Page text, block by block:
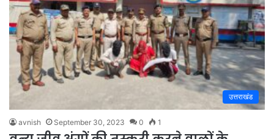
उत्तराखंड
avnish September 30, 2023 0 1